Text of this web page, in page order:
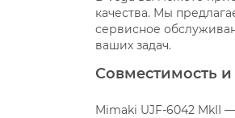
качества. Мы
сервисное
ваших задач.
Совместимость и
Mimaki UJF-6042 MkII — новейший настольный УФ-принтер, пришедший на смену модели UJF-6042. Этот передовой планшетный принтер отличается повышенными производительностью и качеством печати, универсальностью, совместимостью с самыми разнообразными материалами и обладает широкими функциональными возможностями. В принтере Mimaki UJF-6042 MkII реализован целый ряд аппаратных и программных решений, которые позволят добиться исключительных результатов печати. Принтер UJF-6042 MkII предназначен для высококачественной УФ-печати на всевозможных готовых плоских изделиях, изготовления табличек, небольших вывесок и POS-материалов, а при использовании дополнительного приспособления KEBAB позволяет наносить изображение на цилиндрические поверхности, в том числе по всей их окружности. Особенности и преимущества УФ-принтера Mimaki UJF-6042 MkII Повышенная почти на 20 % скорость печати относительно модели предыдущего поколения. Четыре новых печатающих головки, расположенных в шахматном порядке, генерируют капли переменного объема.Усовершенствованная конструкция механической части плоттера. Прямая печать на листовых материалах и готовых изделиях толщиной до 153 мм. Усовершенствованная функция компенсации межпроходных погрешностей Mimaki Advanced pass system 4 (MAPS4) подавляет эффекты бендинга и линейных цветовых наложений на границах печатных проходов. Новая запатентованная технология эмуляционного дизеринга Mimaki Fine Diffusion 1 technology (MFD1) позволяет особым образом обрабатывать печатные данные, чтобы в режиме 4-цветной печати получить максимально высокое качество изображения без видимого растра и с бесступенчатыми градиентными переходами. Технология поддерживается растровым процессором RasterLink6 и нацелена на подавление паразитных визуальных шумов посредством гибридной обработки исходного шаблона. С помощью функции распознавания и восстановления сбойных дюз (NCU) осуществляется мониторинг работы печатающих головок и активизация чистки в случае их засорения. Функция замещения сбойных дюз (NRS) позволяет не восстановившиеся после чистки дюзы заменить работоспособными и таким образом продолжить работу без потери качества до приезда сервисного инженера. Три типа чернил, лак и праймер для наиболее универсального применения. Праймер автоматического нанесения для печати на кварцевом